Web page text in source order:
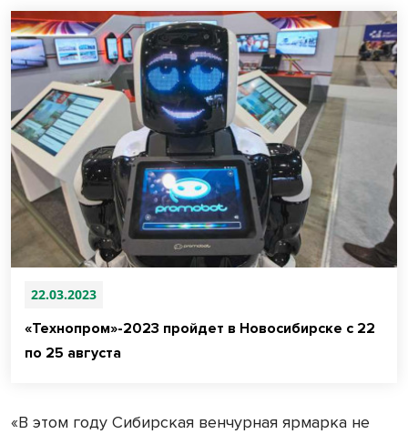
22.03.2023
«Технопром»-2023 пройдет в Новосибирске с 22
по 25 августа
«В этом году Сибирская венчурная ярмарка не